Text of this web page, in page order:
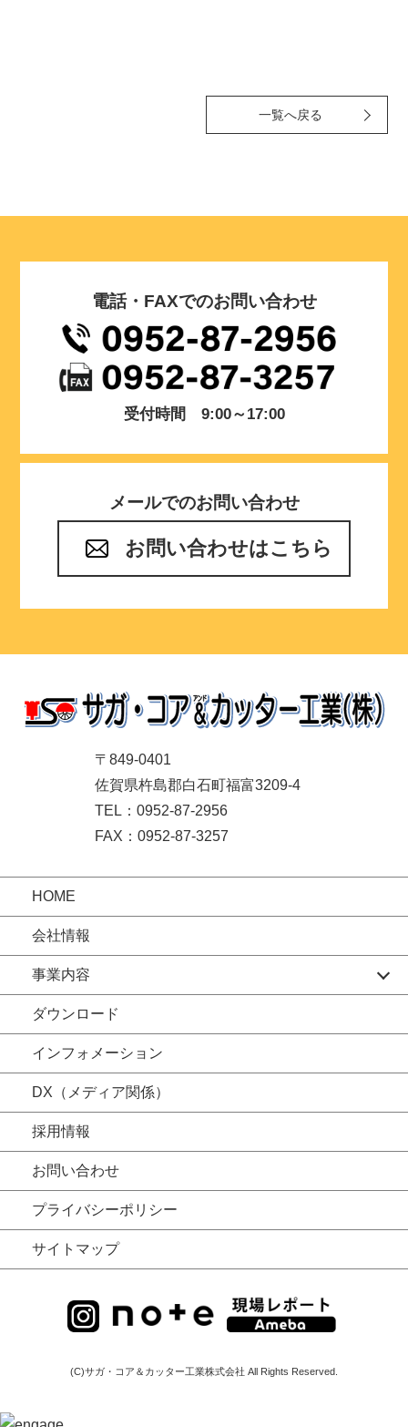
一覧へ戻る
電話・FAXでのお問い合わせ
受付時間 9:00～17:00
メールでのお問い合わせ
お問い合わせはこちら
〒849-0401
佐賀県杵島郡白石町福富3209-4
TEL：0952-87-2956
FAX：0952-87-3257
HOME
会社情報
事業内容
ダウンロード
インフォメーション
DX（メディア関係）
採用情報
お問い合わせ
プライバシーポリシー
サイトマップ
(C)サガ・コア＆カッター工業株式会社 All Rights Reserved.